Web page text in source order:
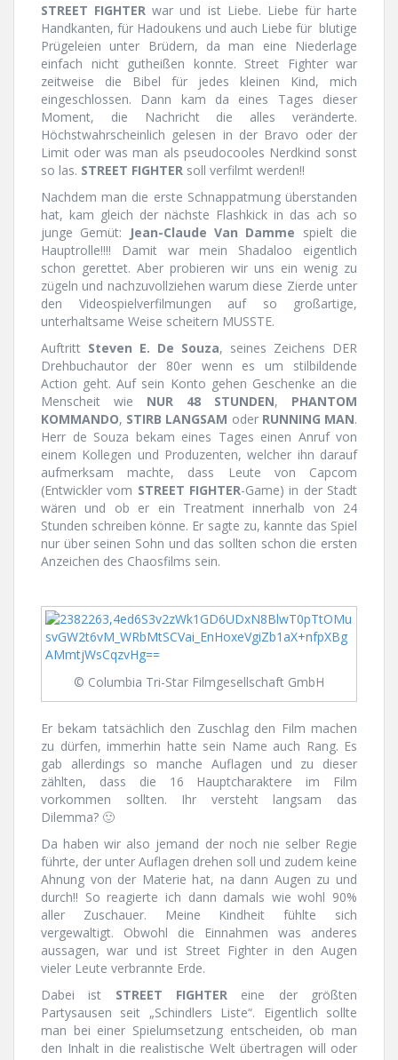
STREET FIGHTER war und ist Liebe. Liebe für harte
Handkanten, für Hadoukens und auch Liebe für blutige
Prügeleien unter Brüdern, da man eine Niederlage
einfach nicht gutheißen konnte. Street Fighter war
zeitweise die Bibel für jedes kleinen Kind, mich
eingeschlossen. Dann kam da eines Tages dieser
Moment, die Nachricht die alles veränderte.
Höchstwahrscheinlich gelesen in der Bravo oder der
Limit oder was man als pseudocooles Nerdkind sonst
so las. STREET FIGHTER soll verfilmt werden!!
Nachdem man die erste Schnappatmung überstanden
hat, kam gleich der nächste Flashkick in das ach so
junge Gemüt:
Jean-Claude Van Damme spielt die
Hauptrolle!!!! Damit war mein Shadaloo eigentlich
schon gerettet. Aber probieren wir uns ein wenig zu
zügeln und nachzuvollziehen warum diese Zierde unter
den Videospielverfilmungen auf so großartige,
unterhaltsame Weise scheitern MUSSTE.
Auftritt Steven E. De Souza, seines Zeichens DER
Drehbuchautor der 80er wenn es um stilbildende
Action geht. Auf sein Konto gehen Geschenke an die
Menscheit wie NUR 48 STUNDEN, PHANTOM
KOMMANDO, STIRB LANGSAM oder RUNNING MAN.
Herr de Souza bekam eines Tages einen Anruf von
einem Kollegen und Produzenten, welcher ihn darauf
aufmerksam machte, dass Leute von Capcom
(Entwickler vom STREET FIGHTER-Game) in der Stadt
wären und ob er ein Treatment innerhalb von 24
Stunden schreiben könne. Er sagte zu, kannte das Spiel
nur über seinen Sohn und das sollten schon die ersten
Anzeichen des Chaosfilms sein.
© Columbia Tri-Star Filmgesellschaft GmbH
Er bekam tatsächlich den Zuschlag den Film machen
zu dürfen, immerhin hatte sein Name auch Rang. Es
gab allerdings so manche Auflagen und zu dieser
zählten, dass die 16 Hauptcharaktere im Film
vorkommen sollten. Ihr versteht langsam das
Dilemma? 🙂
Da haben wir also jemand der noch nie selber Regie
führte, der unter Auflagen drehen soll und zudem keine
Ahnung von der Materie hat, na dann Augen zu und
durch!! So reagierte ich dann damals wie wohl 90%
aller Zuschauer. Meine Kindheit fühlte sich
vergewaltigt. Obwohl die Einnahmen was anderes
aussagen, war und ist Street Fighter in den Augen
vieler Leute verbrannte Erde.
Dabei ist STREET FIGHTER eine der größten
Partysausen seit „Schindlers Liste“. Eigentlich sollte
man bei einer Spielumsetzung entscheiden, ob man
den Inhalt in die realistische Welt übertragen will oder